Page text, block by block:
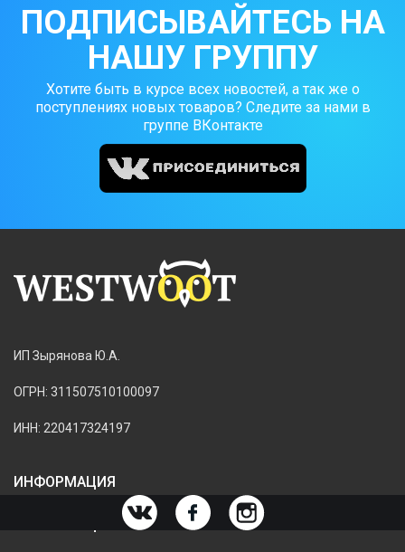
ПОДПИСЫВАЙТЕСЬ НА
НАШУ ГРУППУ
Хотите быть в курсе всех новостей, а так же о
поступлениях новых товаров? Следите за нами в
группе ВКонтакте
ИП Зырянова Ю.А.
ОГРН: 311507510100097
ИНН: 220417324197
ИНФОРМАЦИЯ
ИНФОРМАЦИЯ О МАГАЗИНЕ